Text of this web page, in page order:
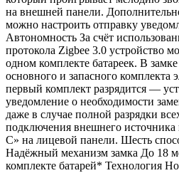
на внешней панели.
можно настроить отправку
Автономность За счёт
протокола Zigbee 3.0 устройство
одном комплекте батареек. В
основного и запасного комплекта
первый комплект разрядится —
уведомление о необходимости
даже в случае полной разрядки
подключения внешнего источника
C» на лицевой панели. Шесть
Надёжный механизм замка До 18
комплекте батарей* Технология